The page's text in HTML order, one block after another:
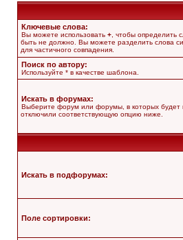
Ключевые слова:
Вы можете использовать + , чтобы определить
быть не должно. Вы можете разделить слова
для частичного совпадения.
Поиск по автору:
Используйте * в качестве шаблона.
Искать в форумах:
Выберите форум или форумы, в которых будет
отключили соответствующую опцию ниже.
Искать в подфорумах:
Поле сортировки: